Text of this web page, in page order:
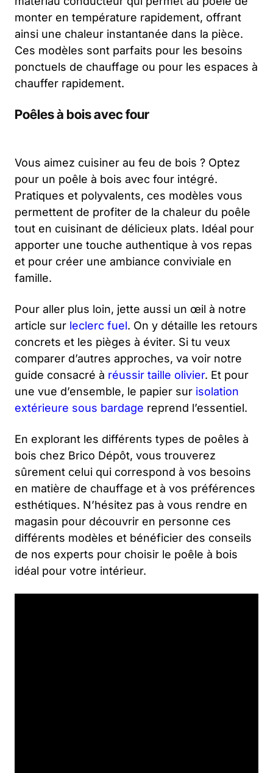
monter en température rapidement, offrant
ainsi une chaleur instantanée dans la pièce.
Ces modèles sont parfaits pour les besoins
ponctuels de chauffage ou pour les espaces à
chauffer rapidement.
Poêles à bois avec four
Vous aimez cuisiner au feu de bois ? Optez
pour un poêle à bois avec four intégré.
Pratiques et polyvalents, ces modèles vous
permettent de profiter de la chaleur du poêle
tout en cuisinant de délicieux plats. Idéal pour
apporter une touche authentique à vos repas
et pour créer une ambiance conviviale en
famille.
Pour aller plus loin, jette aussi un œil à notre
article sur leclerc fuel. On y détaille les retours
concrets et les pièges à éviter. Si tu veux
comparer d’autres approches, va voir notre
guide consacré à réussir taille olivier. Et pour
une vue d’ensemble, le papier sur isolation
extérieure sous bardage reprend l’essentiel.
En explorant les différents types de poêles à
bois chez Brico Dépôt, vous trouverez
sûrement celui qui correspond à vos besoins
en matière de chauffage et à vos préférences
esthétiques. N’hésitez pas à vous rendre en
magasin pour découvrir en personne ces
différents modèles et bénéficier des conseils
de nos experts pour choisir le poêle à bois
idéal pour votre intérieur.